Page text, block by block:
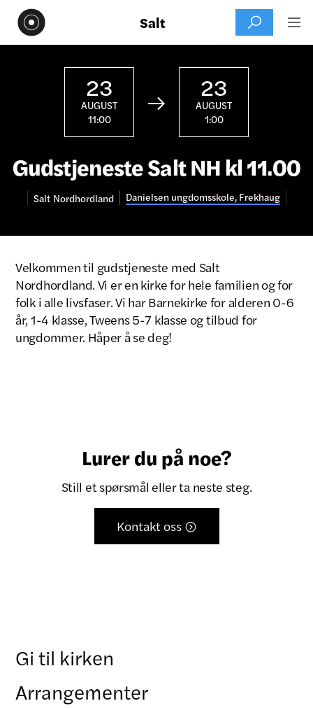
Salt  
23
AUGUST
11:00

23
AUGUST
1:00
Gudstjeneste Salt NH kl 11.00
Salt Nordhordland Danielsen ungdomsskole, Frekhaug
Velkommen til gudstjeneste med Salt
Nordhordland. Vi er en kirke for hele familien og for
folk i alle livsfaser. Vi har Barnekirke for alderen 0-6
år, 1-4 klasse, Tweens 5-7 klasse og tilbud for
ungdommer. Håper å se deg!
Lurer du på noe?
Still et spørsmål eller ta neste steg.
Kontakt oss 
Gi til kirken
Arrangementer